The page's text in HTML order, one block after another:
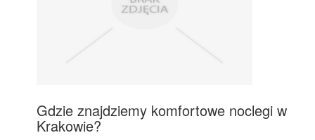
Gdzie znajdziemy komfortowe noclegi w
Krakowie?